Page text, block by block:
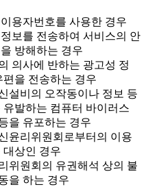
용자번호를 사용한 경우
보를 전송하여 서비스의 안
방해하는 경우
의사에 반하는 광고성 정
편을 전송하는 경우
설비의 오작동이나 정보 등
유발하는 컴퓨터 바이러스
을 유포하는 경우
윤리위원회로부터의 이용
대상인 경우
위원회의 유권해석 상의 불
을 하는 경우